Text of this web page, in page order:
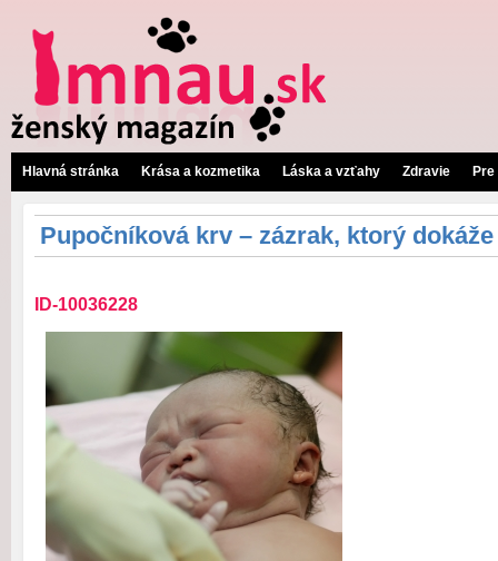
Hlavná stránka Krása a kozmetika Láska a vzťahy Zdravie
Pupočníková krv – zázrak, ktorý
ID-10036228